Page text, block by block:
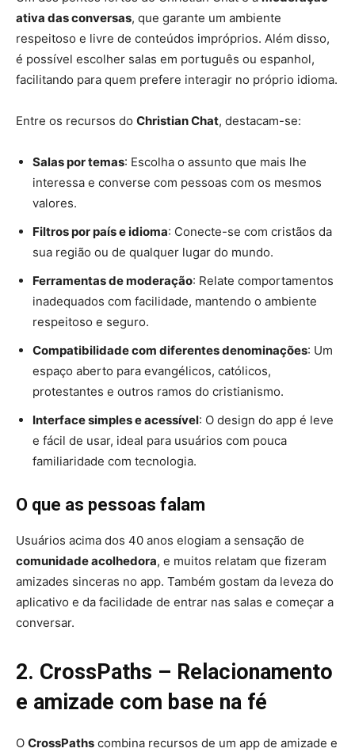
ativa das conversas, que garante um ambiente
respeitoso e livre de conteúdos impróprios. Além disso,
é possível escolher salas em português ou espanhol,
facilitando para quem prefere interagir no próprio idioma.
Entre os recursos do Christian Chat, destacam-se:
Salas por temas: Escolha o assunto que mais lhe
interessa e converse com pessoas com os mesmos
valores.
Filtros por país e idioma: Conecte-se com cristãos da
sua região ou de qualquer lugar do mundo.
Ferramentas de moderação: Relate comportamentos
inadequados com facilidade, mantendo o ambiente
respeitoso e seguro.
Compatibilidade com diferentes denominações: Um
espaço aberto para evangélicos, católicos,
protestantes e outros ramos do cristianismo.
Interface simples e acessível: O design do app é leve
e fácil de usar, ideal para usuários com pouca
familiaridade com tecnologia.
O que as pessoas falam
Usuários acima dos 40 anos elogiam a sensação de
comunidade acolhedora, e muitos relatam que fizeram
amizades sinceras no app. Também gostam da leveza do
aplicativo e da facilidade de entrar nas salas e começar a
conversar.
2. CrossPaths – Relacionamento
e amizade com base na fé
O CrossPaths combina recursos de um app de amizade e